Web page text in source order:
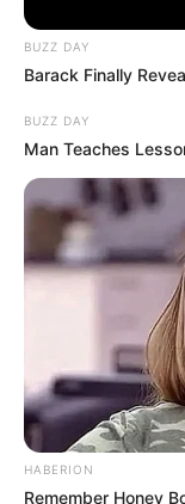
2025’s Most
Brainberries
10 Tallest
Brainberries